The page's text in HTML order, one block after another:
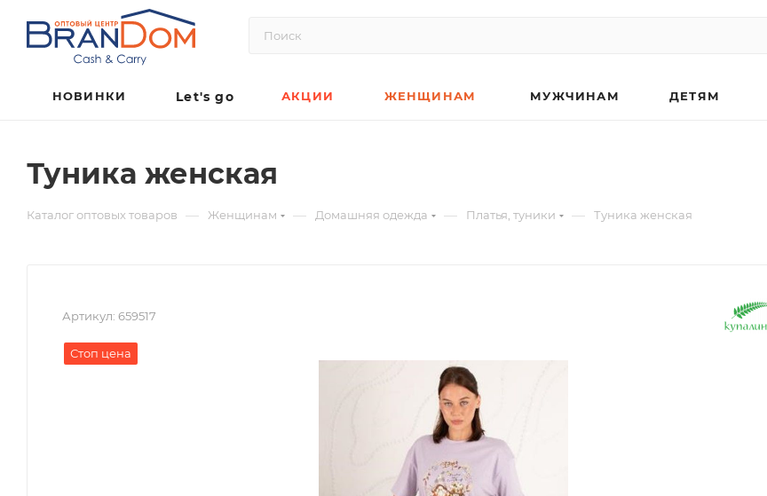
НОВИНКИ Let's go АКЦИИ ЖЕНЩИНАМ МУЖЧИНАМ ДЕТЯМ
Туника женская
Каталог оптовых товаров — Женщинам — Домашняя одежда — Платья, туники — Туника женская
Артикул: 659517
Стоп цена